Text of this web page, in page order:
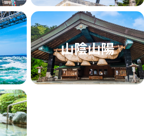
山陰山陽